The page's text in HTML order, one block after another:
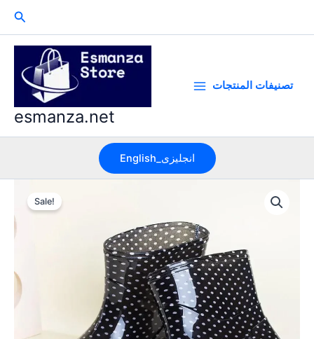
Search
esmanza.net
تصنيفات المنتجات
English_انجليزى
Sale!